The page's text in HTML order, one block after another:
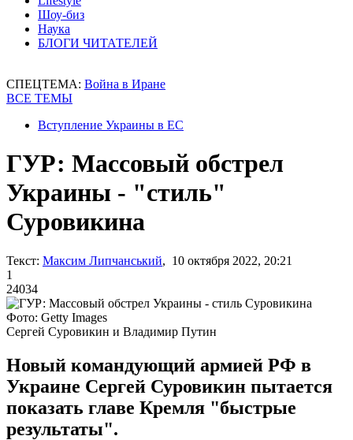
Шоу-биз
Наука
БЛОГИ ЧИТАТЕЛЕЙ
СПЕЦТЕМА: Война в Иране
ВСЕ ТЕМЫ
Вступление Украины в ЕС
ГУР: Массовый обстрел
Украины - "стиль"
Суровикина
Текст: Максим Липчанський, 10 октября 2022, 20:21
1
24034
Фото: Getty Images
Сергей Суровикин и Владимир Путин
Новый командующий армией РФ в
Украине Сергей Суровикин пытается
показать главе Кремля "быстрые
результаты".